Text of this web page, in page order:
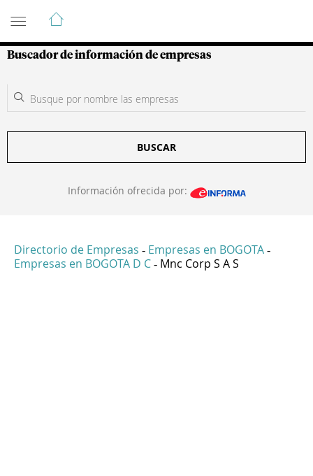
Guía de Empresas Colombianas
Buscador de información de empresas
BUSCAR
Información ofrecida por:
Directorio de Empresas - Empresas en BOGOTA -
Empresas en BOGOTA D C - Mnc Corp S A S